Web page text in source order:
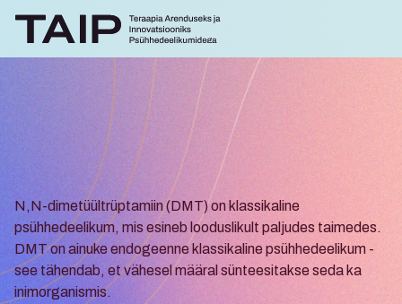
DMT
N,N-dimetüültrüptamiin (DMT) on klassikaline
psühhedeelikum, mis esineb looduslikult paljudes taimedes.
DMT on ainuke endogeenne klassikaline psühhedeelikum -
see tähendab, et vähesel määral sünteesitakse seda ka
inimorganismis.